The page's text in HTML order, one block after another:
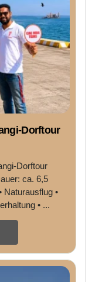
Dorftour
Dorftour
ca. 6,5
Naturausflug •
• ...